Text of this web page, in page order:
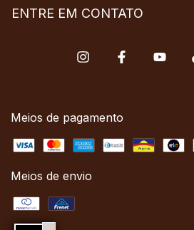
ENTRE EM CONTATO
Meios de pagamento
Meios de envio